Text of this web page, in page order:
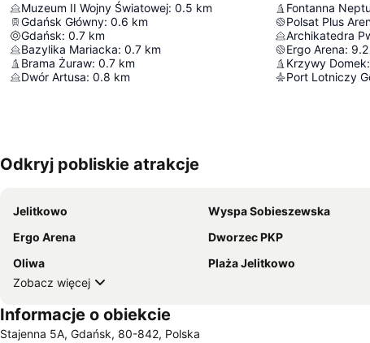
Muzeum II Wojny Światowej: 0.5 km
Gdańsk Główny: 0.6 km
Gdańsk: 0.7 km
Bazylika Mariacka: 0.7 km
Brama Żuraw: 0.7 km
Dwór Artusa: 0.8 km
Fontanna
Polsat Plus
Archikatedra
Ergo Arena: 9.2
Krzywy Domek:
Odkryj pobliskie atrakcje
Jelitkowo Wyspa Sobieszewska
Ergo Arena
Dworzec PKP
Oliwa
Plaża Jelitkowo
Zobacz więcej
Informacje o obiekcie
Stajenna 5A, Gdańsk, 80-842, Polska